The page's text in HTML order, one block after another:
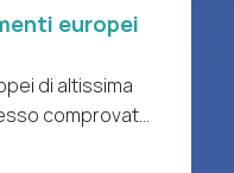
europei
di altissima
comprovati